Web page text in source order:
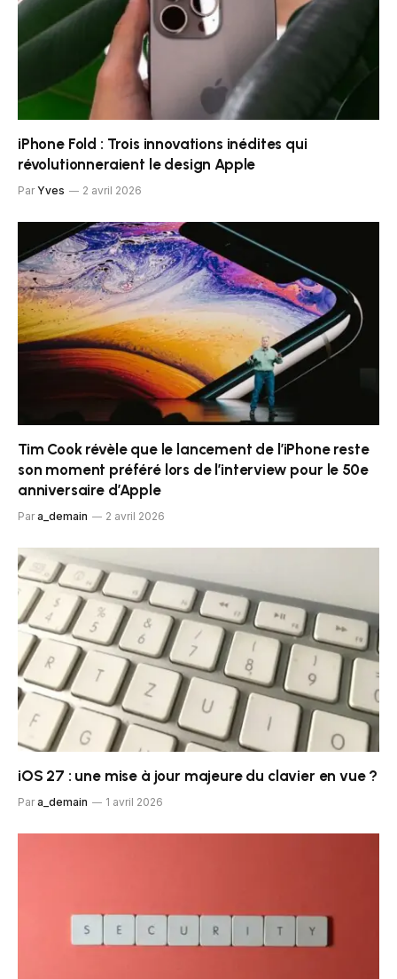
iPhone Fold : Trois innovations inédites qui
révolutionneraient le design Apple
Par Yves 2 avril 2026
Tim Cook révèle que le lancement de l’iPhone reste
son moment préféré lors de l’interview pour le 50e
anniversaire d’Apple
Par a_demain 2 avril 2026
iOS 27 : une mise à jour majeure du clavier en vue ?
Par a_demain 1 avril 2026